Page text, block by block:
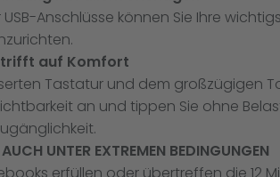
USB-Anschlüsse können Sie Ihre
auf Komfort
Tastatur und dem großzügigen
an und tippen Sie ohne
UNTER EXTREMEN BEDINGUNGEN